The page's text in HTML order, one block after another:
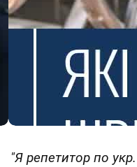
"Я репетитор по